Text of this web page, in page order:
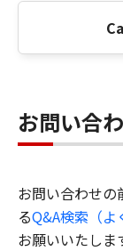
お問い合
お問い合わせの
るQ&A検索（よ
お願いいたしま